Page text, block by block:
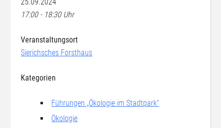
17:00 - 18:30 Uhr
Veranstaltungsort
Sierichsches Forsthaus
Kategorien
Führungen „Ökologie im Stadtpark“
Ökologie